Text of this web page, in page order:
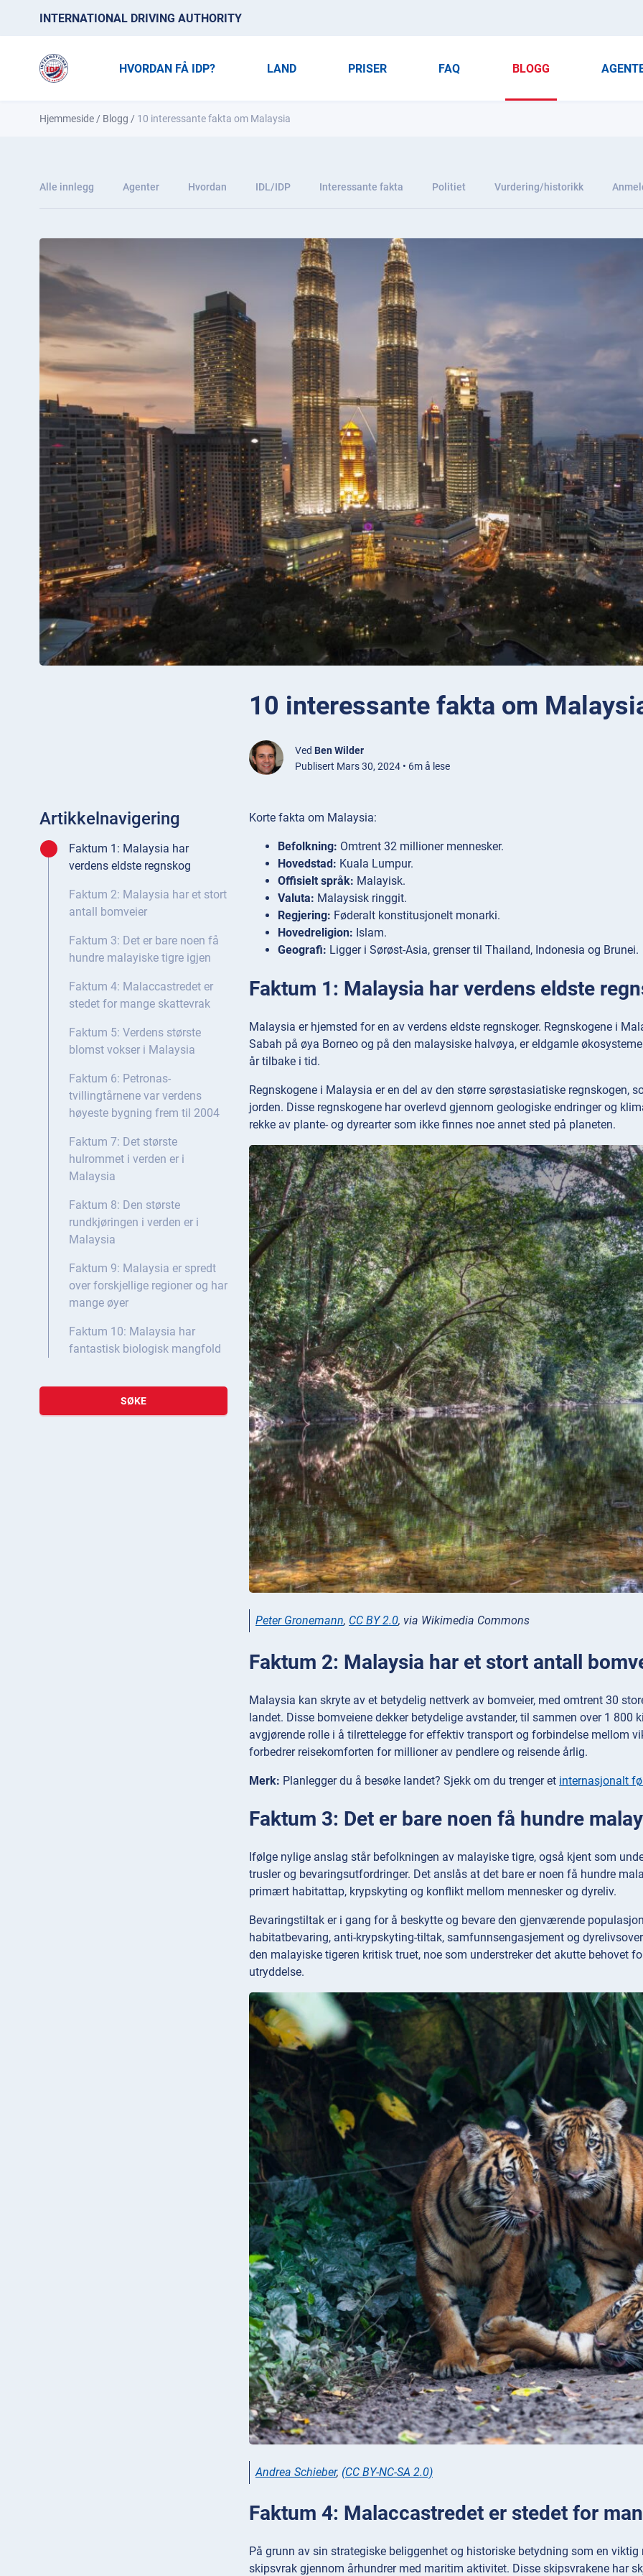
INTERNATIONAL DRIVING AUTHORITY
HVORDAN FÅ IDP? LAND PRISER FAQ BLOGG
Hjemmeside / Blogg / 10 interessante fakta om Malaysia
Alle innlegg Agenter Hvordan IDL/IDP Interessante fakta Politiet Vurdering/historikk
10 interessante fakta om
Ved Ben Wilder
Publisert Mars 30, 2024 • 6m å lese
Artikkelnavigering
Faktum 1: Malaysia har
verdens eldste regnskog
Faktum 2: Malaysia har et stort
antall bomveier
Faktum 3: Det er bare noen få
hundre malayiske tigre igjen
Faktum 4: Malaccastredet er
stedet for mange skattevrak
Faktum 5: Verdens største
blomst vokser i Malaysia
Faktum 6: Petronas-
tvillingtårnene var verdens
høyeste bygning frem til 2004
Faktum 7: Det største
hulrommet i verden er i
Malaysia
Faktum 8: Den største
rundkjøringen i verden er i
Malaysia
Faktum 9: Malaysia er spredt
over forskjellige regioner og har
mange øyer
Faktum 10: Malaysia har
fantastisk biologisk mangfold
SØKE
Korte fakta om Malaysia:
Befolkning: Omtrent 32 millioner mennesker.
Hovedstad: Kuala Lumpur.
Offisielt språk: Malayisk.
Valuta: Malaysisk ringgit.
Regjering: Føderalt konstitusjonelt monarki.
Hovedreligion: Islam.
Geografi: Ligger i Sørøst-Asia, grenser til Thailand, Indonesia og Brunei.
Faktum 1: Malaysia har verdens eldste
Malaysia er hjemsted for en av verdens eldste regnskoger. Regnskogene i
Sabah på øya Borneo og på den malaysiske halvøya, er eldgamle
år tilbake i tid.
Regnskogene i Malaysia er en del av den større sørøstasiatiske regnskogen,
jorden. Disse regnskogene har overlevd gjennom geologiske endringer og
rekke av plante- og dyrearter som ikke finnes noe annet sted på planeten.
Peter Gronemann, CC BY 2.0, via Wikimedia Commons
Faktum 2: Malaysia har et stort antall
Malaysia kan skryte av et betydelig nettverk av bomveier, med omtrent 30
landet. Disse bomveiene dekker betydelige avstander, til sammen over 1
avgjørende rolle i å tilrettelegge for effektiv transport og forbindelse mellom
forbedrer reisekomforten for millioner av pendlere og reisende årlig.
Merk: Planlegger du å besøke landet? Sjekk om du trenger et internasjonalt
Faktum 3: Det er bare noen få hundre
Ifølge nylige anslag står befolkningen av malayiske tigre, også kjent som
trusler og bevaringsutfordringer. Det anslås at det bare er noen få hundre
primært habitattap, krypskyting og konflikt mellom mennesker og dyreliv.
Bevaringstiltak er i gang for å beskytte og bevare den gjenværende
habitatbevaring, anti-krypskyting-tiltak, samfunnsengasjement og
den malayiske tigeren kritisk truet, noe som understreker det akutte behovet
utryddelse.
Andrea Schieber, (CC BY-NC-SA 2.0)
Faktum 4: Malaccastredet er stedet for
På grunn av sin strategiske beliggenhet og historiske betydning som en
skipsvrak gjennom århundrer med maritim aktivitet. Disse skipsvrakene har